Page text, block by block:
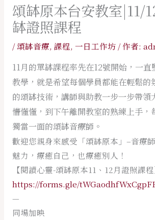
頌缽原本台安教室|11/
缽證照課程
/頌缽音療, 課程, 一日工作坊/ 作者:
11月的單缽課程率先在12號開始，一直
教學，就是希望每個學員都能在輕鬆的
的頌缽技術，講師與助教一步一步帶領
懵懂懂，到下午離開教室的熟練上手，
獨當一面的頌缽音療師。
歡迎您親身來感受「頌缽原本」–音療
魅力，療癒自己，也療癒別人！
【閱讀心靈-頌缽原本11、12月證照課程
https://forms.gle/
—
同場加映